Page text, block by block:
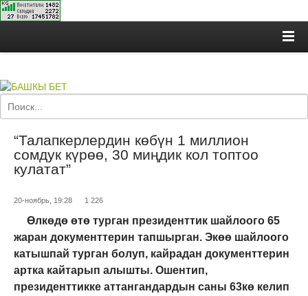
“Талапкерлердин көбүн 1 миллион
сомдук күрөө, 30 миңдик кол топтоо
кулатат”
20-ноябрь, 19:28 1 226
Өлкөдө өтө турган президенттик шайлоого 65
жаран документтерин тапшырган. Экөө шайлоого
катышпай турган болуп, кайрадан документтерин
артка кайтарып алышты. Ошентип,
президенттикке аттангандардын саны 63кө келип